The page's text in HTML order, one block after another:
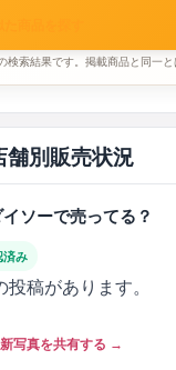
検索結果です。掲載商品と同一
舗別販売状況
ソーで売ってる？
済み
稿があります。
写真を共有する →